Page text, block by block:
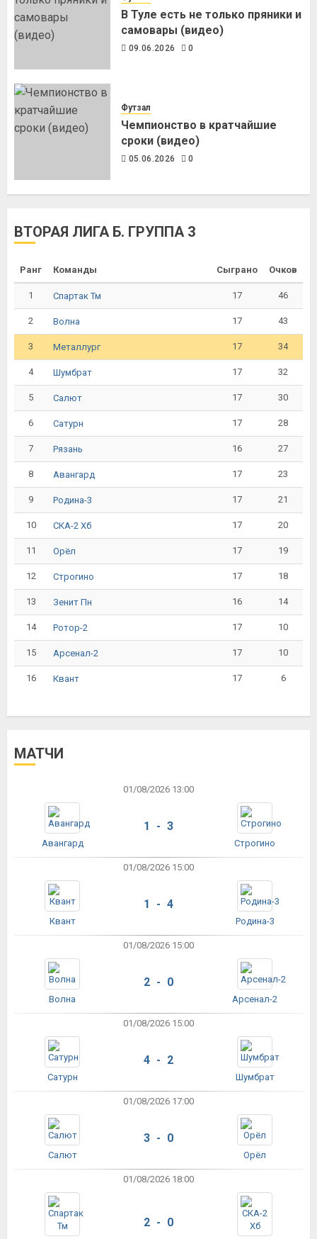
В Туле есть не только пряники и
самовары (видео)
09.06.2026 0
Футзал
Чемпионство в кратчайшие
сроки (видео)
05.06.2026 0
ВТОРАЯ ЛИГА Б. ГРУППА 3
Ранг Команды Сыграно Очков
1 Спартак Тм 17 46
2 Волна 17 43
3 Металлург 17 34
4 Шумбрат 17 32
5 Салют 17 30
6 Сатурн 17 28
7 Рязань 16 27
8 Авангард 17 23
9 Родина-3 17 21
10 СКА-2 Хб 17 20
11 Орёл 17 19
12 Строгино 17 18
13 Зенит Пн 16 14
14 Ротор-2 17 10
15 Арсенал-2 17 10
16 Квант 17 6
МАТЧИ
01/08/2026 13:00
Авангард
1 - 3
Строгино
01/08/2026 15:00
Квант
1 - 4
Родина-3
01/08/2026 15:00
Волна
2 - 0
Арсенал-2
01/08/2026 15:00
Сатурн
4 - 2
Шумбрат
01/08/2026 17:00
Салют
3 - 0
Орёл
01/08/2026 18:00
2 - 0